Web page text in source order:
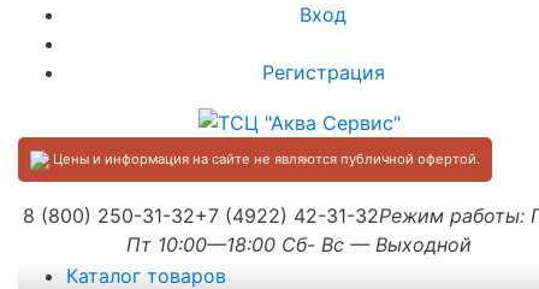
Вход
Регистрация
Цены и информация на сайте не являются публичной офертой.
8 (800) 250-31-32+7 (4922) 42-31-32Режим работы:
Пт 10:00—18:00 Сб- Вс — Выходной
Каталог товаров